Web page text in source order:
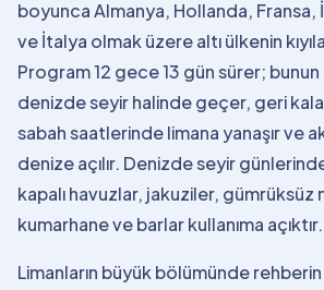
boyunca Almanya, Hollanda, Fransa,
ve İtalya olmak üzere altı ülkenin
Program 12 gece 13 gün sürer;
denizde seyir halinde geçer, geri
sabah saatlerinde limana yanaşır ve
denize açılır. Denizde seyir
kapalı havuzlar, jakuziler, gümrüksüz
kumarhane ve barlar kullanıma açıktır.
Limanların büyük bölümünde